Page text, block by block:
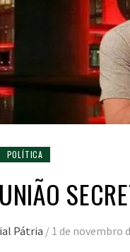
POLÍTICA
Pátria / 1 de novembro